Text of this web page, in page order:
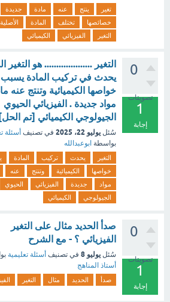
تغير ينتج عنه مادة
جديدة
خصائصها
تختلف المادة
الأصلية
التغير
الفيزيائي الكيميائي
0
تصويتات
1
إجابة
التغير .................... هو التغير
يحدث في تركيب المادة يسبب
خواصها الكيميائية وتنتج عنه
مواد جديدة . الفيزيائي الحيوي
الجيولوجي الكيميائي [تم الحل]
سُئل يوليو 22، 2025 في تصنيف أسئلة
بواسطة ابوعبدالله
التغير يحدث تركيب المادة
خواصها
الكيميائية وتنتج عنه
مواد
جديدة الفيزيائي
الحيوي
الجيولوجي
الكيميائي
0
تصويتات
1
إجابة
صدأ الحديد مثال على التغير
الفيزيائي ؟ - مع الشرح
سُئل يوليو 8 في تصنيف أسئلة تعليمية
أستاذ المناهج
صدأ الحديد مثال التغير